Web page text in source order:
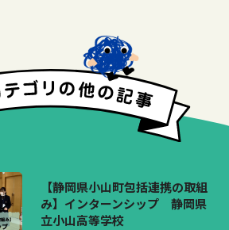
【静岡県小山町包括連携の取組
み】インターンシップ 静岡県
立小山高等学校